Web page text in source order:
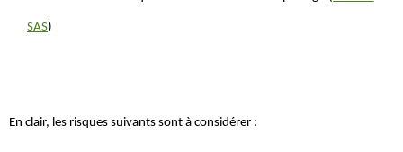
SAS)
En clair, les risques suivants sont à considérer :